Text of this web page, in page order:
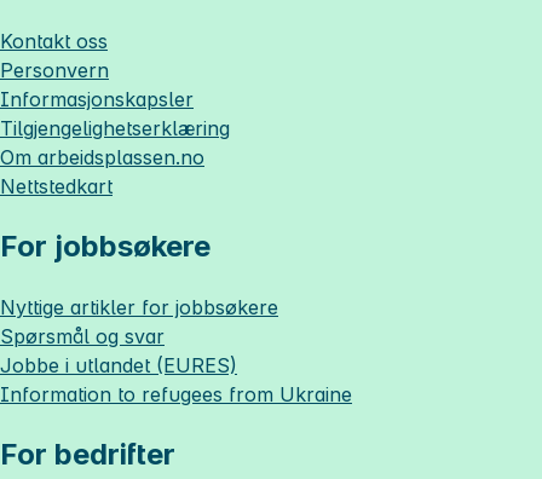
Kontakt oss
Personvern
Informasjonskapsler
Tilgjengelighetserklæring
Om arbeidsplassen.no
Nettstedkart
For jobbsøkere
Nyttige artikler for jobbsøkere
Spørsmål og svar
Jobbe i utlandet (EURES)
Information to refugees from Ukraine
For bedrifter